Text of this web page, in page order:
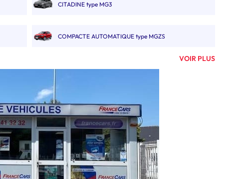
CAMION 19M3 POLYVOLUME
CAMION PORTE VOITURE
CAMIONNETTE ÉLECTRIQUE 2 À 3M3
CAMION ÉLECTRIQUE 10M3 À 12M3
CITADINE type MG3
COMPACTE AUTOMATIQUE type MGZS
SUVA type Renault Austral
MONOSPACE BOITE AUTO
MINIBUS 9 PLACES
COMPACTE ÉLECTRIQUE type Megane ETech
VOIR PLUS